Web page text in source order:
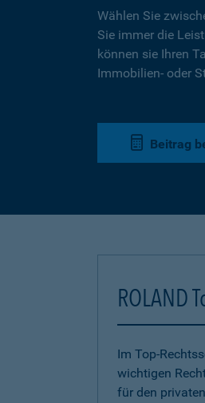
Wählen Sie
Sie immer die
können sie Ihren
Immobilien- oder
Beitrag
ROLAND
Im Top-
wichtigen
für den